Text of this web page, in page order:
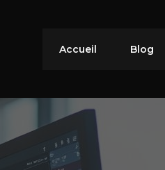
Accueil Blog